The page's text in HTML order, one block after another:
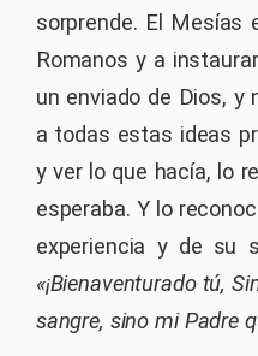
sorprende. El Mesías
Romanos y a
un enviado de Dios, y
a todas estas ideas
y ver lo que hacía, lo
esperaba. Y lo
experiencia y de su
«¡Bienaventurado tú,
sangre, sino mi Padre